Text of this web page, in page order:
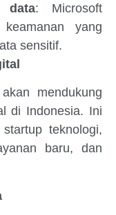
data: Microsoft
yang
sensitif.
mendukung
di Indonesia. Ini
teknologi,
baru, dan